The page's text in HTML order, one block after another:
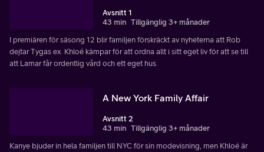
Avsnitt 1
43 min Tillgänglig 3+ månader
I premiären för säsong 12 blir familjen förskräckt av nyheterna att Rob
dejtar Tygas ex. Khloé kämpar för att ordna allt i sitt eget liv för att se till
att Lamar får ordentlig vård och ett eget hus.
A New York Family Affair
Avsnitt 2
43 min Tillgänglig 3+ månader
Kanye bjuder in hela familjen till NYC för sin modevisning, men Khloé är